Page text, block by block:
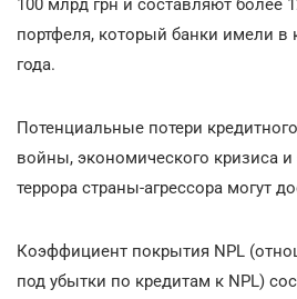
100 млрд грн и составляют более
портфеля, который банки имели в
года.
Потенциальные потери
войны, экономического кризиса и
террора страны-агрессора могут
Коэффициент покрытия NPL
под убытки по кредитам к NPL)